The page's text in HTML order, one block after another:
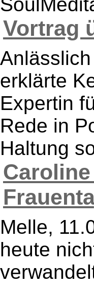
Vortrag
erklärte
Expertin
Rede in
Haltung
Melle,
heute